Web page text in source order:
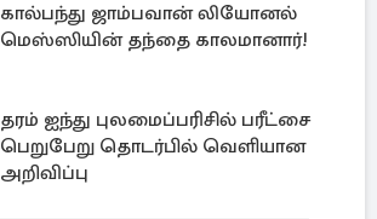
கால்பந்து ஜாம்பவான் லியோனல்
மெஸ்ஸியின் தந்தை காலமானார்!
தரம் ஐந்து புலமைப்பரிசில் பரீட்சை
பெறுபேறு தொடர்பில் வெளியான
அறிவிப்பு